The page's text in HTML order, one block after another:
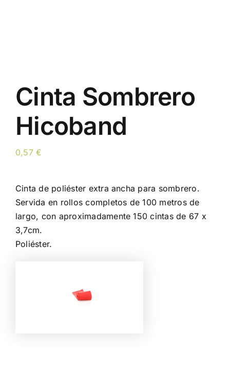
Cinta Sombrero
Hicoband
0,57€
Cinta de poliéster extra ancha para sombrero.
Servida en rollos completos de 100 metros de
largo, con aproximadamente 150 cintas de 67 x
3,7cm.
Poliéster.